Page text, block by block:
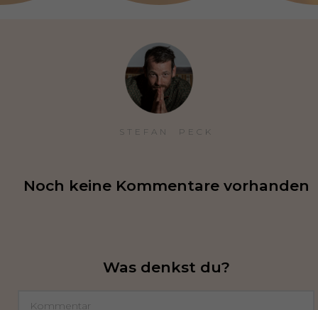
STEFAN  PECK
Noch keine Kommentare vorhanden
Was denkst du?